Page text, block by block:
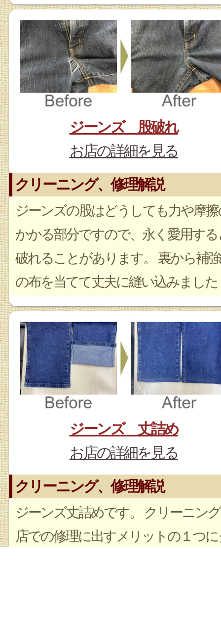
ジーンズ 股破れ
お店の詳細を見る
クリーニング、修理解説
ジーンズの股はどうしても力や摩
かかる部分ですので、永く愛用する
破れることがあります。 裏から補強
の布を当てて丈夫に縫い込みました
ジーンズ 丈詰め
お店の詳細を見る
クリーニング、修理解説
ジーンズ丈詰めです。 クリーニング
店での修理に出すメリットの１つ